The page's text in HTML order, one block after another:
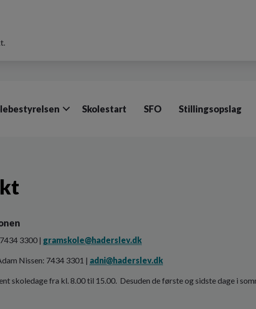
Skolestart SFO Stillingsopslag
3300 | gramskole@haderslev.dk
Nissen: 7434 3301 | adni@haderslev.dk
skoledage fra kl. 8.00 til 15.00. Desuden de første og sidste dage i